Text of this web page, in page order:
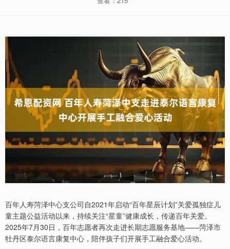
百年人寿菏泽中心支公司自2021年启动“百年星辰计划”关爱孤独症儿
童主题公益活动以来，持续关注“星童”健康成长，传递百年关爱。
2025年7月30日，百年志愿者再次走进长期志愿服务基地——菏泽市
牡丹区泰尔语言康复中心，陪伴孩子们开展手工融合爱心活动。